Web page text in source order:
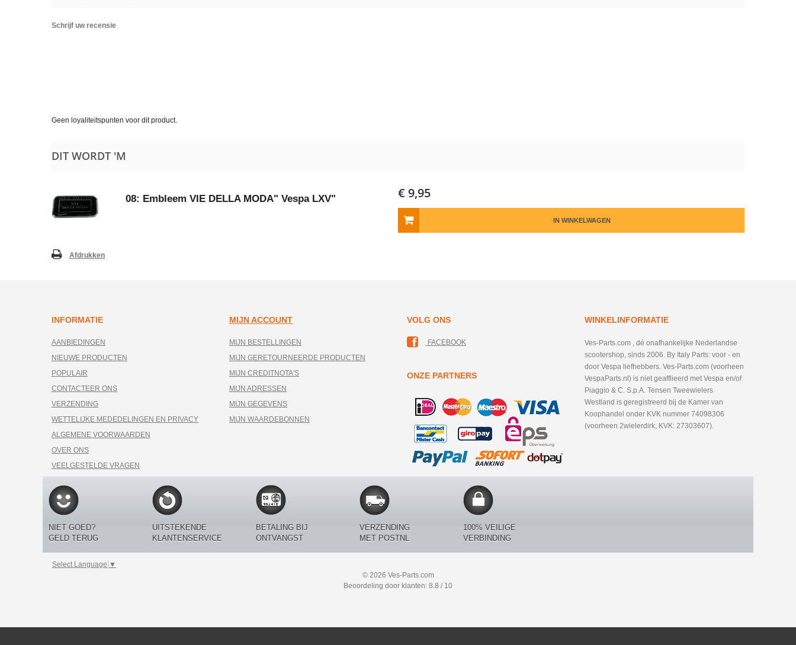
Schrijf uw recensie
Geen loyaliteitspunten voor dit product.
DIT WORDT 'M
08: Embleem VIE DELLA MODA" Vespa LXV" € 9,95
IN WINKELWAGEN
Afdrukken
INFORMATIE
AANBIEDINGEN
NIEUWE PRODUCTEN
POPULAIR
CONTACTEER ONS
VERZENDING
WETTELIJKE MEDEDELINGEN EN PRIVACY
ALGEMENE VOORWAARDEN
OVER ONS
VEELGESTELDE VRAGEN
MIJN ACCOUNT
MIJN BESTELLINGEN
MIJN GERETOURNEERDE PRODUCTEN
MIJN CREDITNOTA'S
MIJN ADRESSEN
MIJN GEGEVENS
MIJN WAARDEBONNEN
VOLG ONS
FACEBOOK
ONZE PARTNERS
WINKELINFORMATIE
Ves-Parts.com , dé onafhankelijke Nederlandse
scootershop, sinds 2006. By Italy Parts: voor - en
door Vespa liefhebbers. Ves-Parts.com (voorheen
VespaParts.nl) is niet geafflieerd met Vespa en/of
Piaggio & C. S.p.A. Tensen Tweewielers
Westland is geregistreerd bij de Kamer van
Koophandel onder KVK nummer 74098306
(voorheen 2wielerdirk, KVK: 27303607).
NIET GOED?
GELD TERUG
UITSTEKENDE
KLANTENSERVICE
BETALING BIJ
ONTVANGST
VERZENDING
MET POSTNL
100% VEILIGE
VERBINDING
Select Language ▼
© 2026 Ves-Parts.com
Beoordeling door klanten: 8.8 / 10